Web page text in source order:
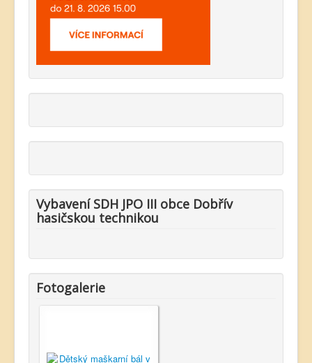
Vybavení SDH JPO III obce Dobřív
hasičskou technikou
Fotogalerie